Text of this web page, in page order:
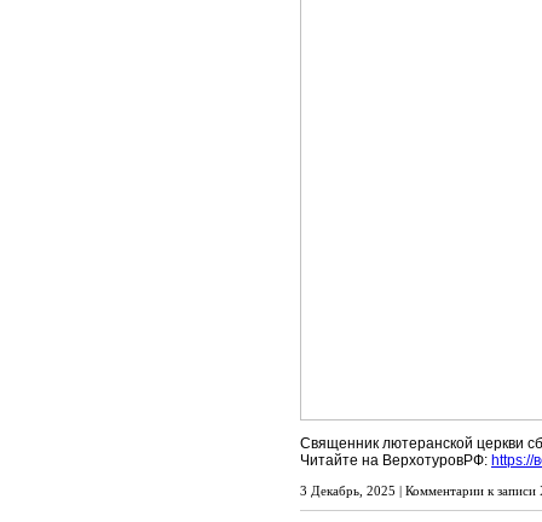
Священник лютеранской церкви
Читайте на ВерхотуровРФ: https://
3 Декабрь, 2025 | Комментарии к записи